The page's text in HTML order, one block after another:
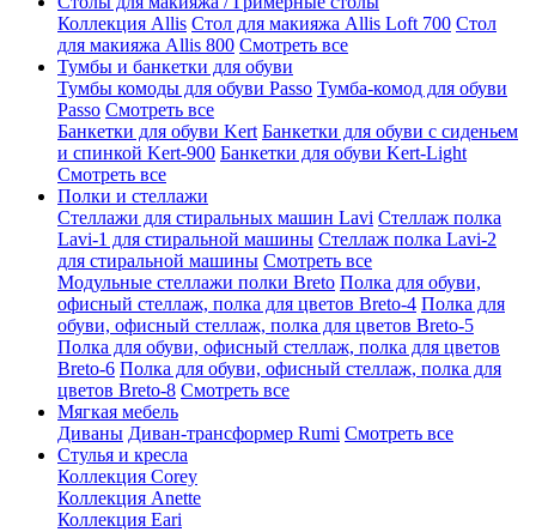
Коллекция Allis Стол для макияжа Allis Loft 700 Стол
для макияжа Allis 800 Смотреть все
Тумбы и банкетки для обуви
Тумбы комоды для обуви Passo Тумба-комод для обуви
Passo Смотреть все
Банкетки для обуви Kert Банкетки для обуви с сиденьем
и спинкой Kert-900 Банкетки для обуви Kert-Light
Смотреть все
Полки и стеллажи
Стеллажи для стиральных машин Lavi Стеллаж полка
Lavi-1 для стиральной машины Стеллаж полка Lavi-2
для стиральной машины Смотреть все
Модульные стеллажи полки Breto Полка для обуви,
офисный стеллаж, полка для цветов Breto-4 Полка для
обуви, офисный стеллаж, полка для цветов Breto-5
Полка для обуви, офисный стеллаж, полка для цветов
Breto-6 Полка для обуви, офисный стеллаж, полка для
цветов Breto-8 Смотреть все
Мягкая мебель
Диваны Диван-трансформер Rumi Смотреть все
Стулья и кресла
Коллекция Corey
Коллекция Anette
Коллекция Eari